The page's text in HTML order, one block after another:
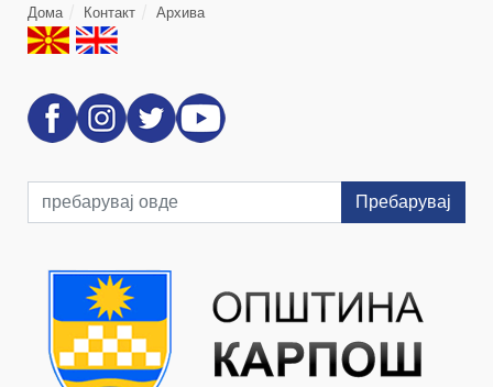
Дома Контакт Архива
Пребарувај